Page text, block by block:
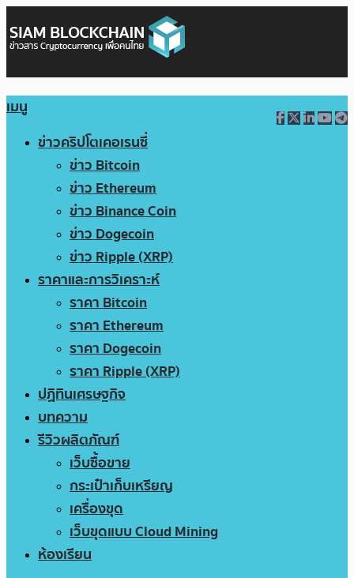
เมนู
ข่าวคริปโตเคอเรนซี่
ข่าว Bitcoin
ข่าว Ethereum
ข่าว Binance Coin
ข่าว Dogecoin
ข่าว Ripple (XRP)
ราคาและการวิเคราะห์
ราคา Bitcoin
ราคา Ethereum
ราคา Dogecoin
ราคา Ripple (XRP)
ปฏิทินเศรษฐกิจ
บทความ
รีวิวผลิตภัณฑ์
เว็บซื้อขาย
กระเป๋าเก็บเหรียญ
เครื่องขุด
เว็บขุดแบบ Cloud Mining
ห้องเรียน